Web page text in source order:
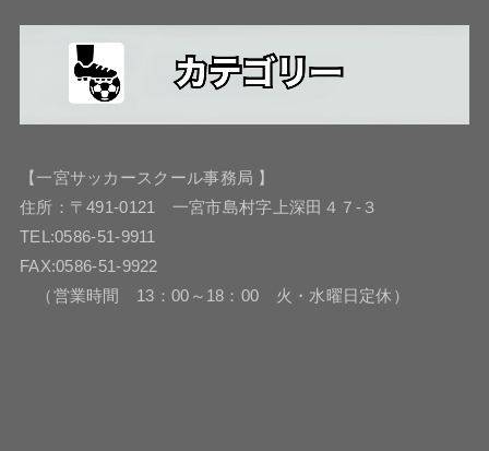
【一宮サッカースクール事務局 】
住所：〒491-0121 一宮市島村字上深田４７-３
TEL:0586-51-9911
FAX:0586-51-9922
（営業時間 13：00～18：00 火・水曜日定休）